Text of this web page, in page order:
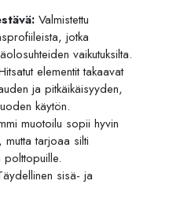
Valmistettu
jotka
vaikutuksilta.
elementit takaavat
ja pitkäikäisyyden,
käytön.
muotoilu sopii hyvin
mutta tarjoaa silti
polttopuille.
sisä- ja